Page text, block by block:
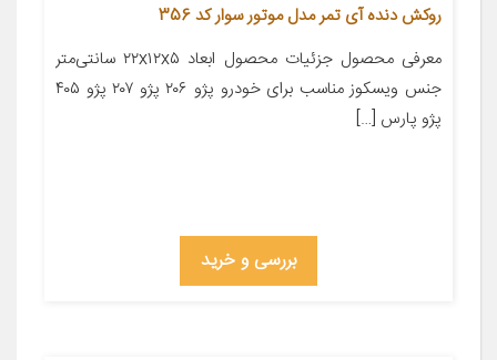
روکش دنده آی تمر مدل موتور سوار کد 356
معرفی محصول جزئیات محصول ابعاد ۲۲x۱۲x۵ سانتی‌متر
جنس ویسکوز مناسب برای خودرو پژو ۲۰۶ پژو ۲۰۷ پژو ۴۰۵
پژو پارس […]
بررسی و خرید